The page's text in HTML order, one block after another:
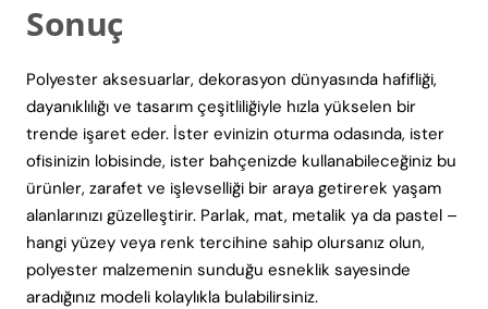
Sonuç
Polyester aksesuarlar, dekorasyon dünyasında hafifliği,
dayanıklılığı ve tasarım çeşitliliğiyle hızla yükselen bir
trende işaret eder. İster evinizin oturma odasında, ister
ofisinizin lobisinde, ister bahçenizde kullanabileceğiniz bu
ürünler, zarafet ve işlevselliği bir araya getirerek yaşam
alanlarınızı güzelleştirir. Parlak, mat, metalik ya da pastel –
hangi yüzey veya renk tercihine sahip olursanız olun,
polyester malzemenin sunduğu esneklik sayesinde
aradığınız modeli kolaylıkla bulabilirsiniz.